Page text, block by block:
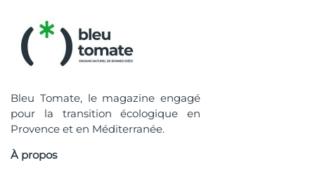
Bleu Tomate, le magazine engagé
pour la transition écologique en
Provence et en Méditerranée.
À propos